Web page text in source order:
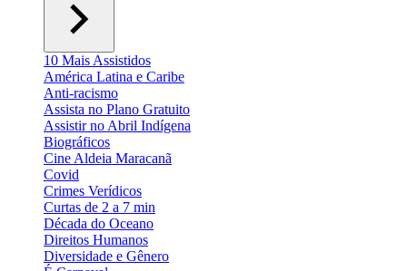
10 Mais Assistidos
América Latina e Caribe
Anti-racismo
Assista no Plano Gratuito
Assistir no Abril Indígena
Biográficos
Cine Aldeia Maracanã
Covid
Crimes Verídicos
Curtas de 2 a 7 min
Década do Oceano
Direitos Humanos
Diversidade e Gênero